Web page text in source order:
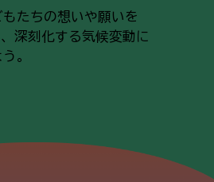
たちの想いや願いを
、深刻化する気候変動に
。